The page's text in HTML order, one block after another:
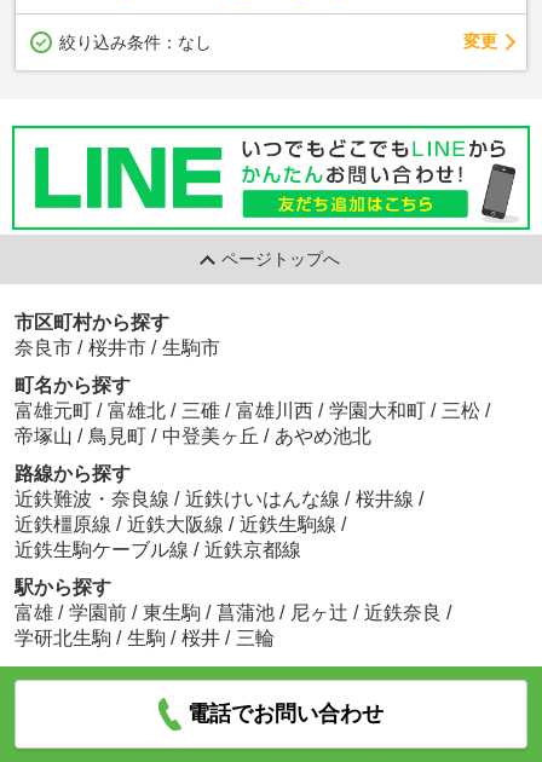
絞り込み条件： なし 変更
ページトップへ
市区町村から探す
奈良市 / 桜井市 / 生駒市
町名から探す
富雄元町 / 富雄北 / 三碓 / 富雄川西 / 学園大和町 / 三松 /
帝塚山 / 鳥見町 / 中登美ヶ丘 / あやめ池北
路線から探す
近鉄難波・奈良線 / 近鉄けいはんな線 / 桜井線 /
近鉄橿原線 / 近鉄大阪線 / 近鉄生駒線 /
近鉄生駒ケーブル線 / 近鉄京都線
駅から探す
富雄 / 学園前 / 東生駒 / 菖蒲池 / 尼ヶ辻 / 近鉄奈良 /
学研北生駒 / 生駒 / 桜井 / 三輪
電話でお問い合わせ